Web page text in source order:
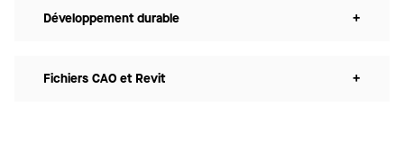
Développement durable +
Fichiers CAO et Revit +